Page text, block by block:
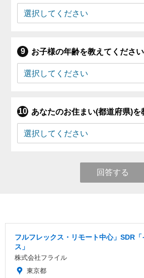
お子様の年齢を教えてください
あなたのお住まい(都道府県)を
回答する
フルフレックス・リモート中心」SDR
ス」
株式会社フライル
東京都